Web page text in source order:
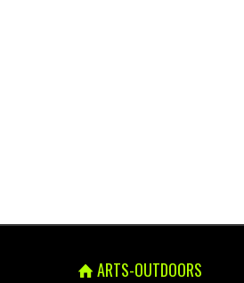
ARTS-OUTDOORS